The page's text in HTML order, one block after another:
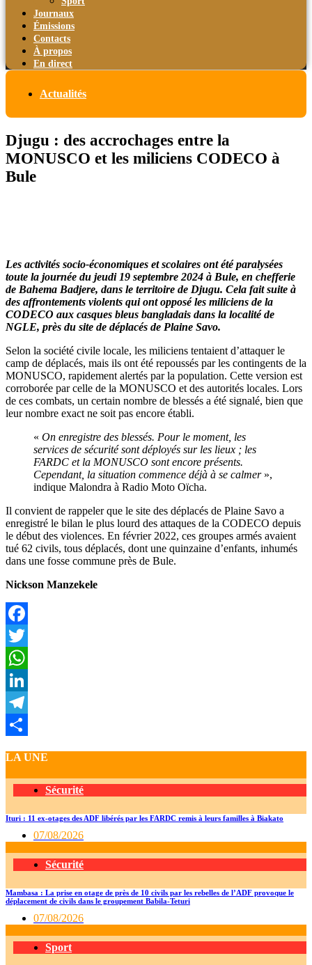
Journaux
Émissions
Contacts
À propos
En direct
Actualités
Djugu : des accrochages entre la
MONUSCO et les miliciens CODECO à
Bule
Les activités socio-économiques et scolaires ont été paralysées
toute la journée du jeudi 19 septembre 2024 à Bule, en chefferie
de Bahema Badjere, dans le territoire de Djugu. Cela fait suite à
des affrontements violents qui ont opposé les miliciens de la
CODECO aux casques bleus bangladais dans la localité de
NGLE, près du site de déplacés de Plaine Savo.
Selon la société civile locale, les miliciens tentaient d’attaquer le
camp de déplacés, mais ils ont été repoussés par les contingents de la
MONUSCO, rapidement alertés par la population. Cette version est
corroborée par celle de la MONUSCO et des autorités locales. Lors
de ces combats, un certain nombre de blessés a été signalé, bien que
leur nombre exact ne soit pas encore établi.
« On enregistre des blessés. Pour le moment, les
services de sécurité sont déployés sur les lieux ; les
FARDC et la MONUSCO sont encore présents.
Cependant, la situation commence déjà à se calmer»,
indique Malondra à Radio Moto Oïcha.
Il convient de rappeler que le site des déplacés de Plaine Savo a
enregistré le bilan le plus lourd des attaques de la CODECO depuis
le début des violences. En février 2022, ces groupes armés avaient
tué 62 civils, tous déplacés, dont une quinzaine d’enfants, inhumés
dans une fosse commune près de Bule.
Nickson Manzekele
Facebook
Twitter
WhatsApp
LinkedIn
Telegram
LA UNE
Sécurité
Ituri : 11 ex-otages des ADF libérés par les FARDC remis à leurs familles à Biakato
07/08/2026
Sécurité
Mambasa : La prise en otage de près de 10 civils par les rebelles de l’ADF provoque le
déplacement de civils dans le groupement Babila-Teturi
07/08/2026
Sport